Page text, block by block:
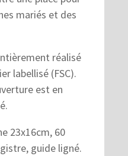
mariés et des
réalisé
labellisé (FSC).
est en
23x16cm, 60
guide ligné.